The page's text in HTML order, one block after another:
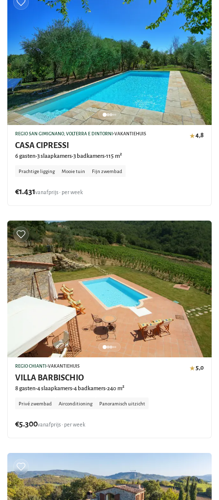
★4,8
REGIO SAN GIMIGNANO, VOLTERRA E DINTORNI •VAKANTIEHUIS
CASA CIPRESSI
6 gasten•3 slaapkamers•3 badkamers•115 m²
Prachtige ligging Mooie tuin Fijn zwembad
€1.431vanafprijs • per week
★ 5,0
REGIO CHIANTI •VAKANTIEHUIS
VILLA BARBISCHIO
8 gasten•4 slaapkamers•4 badkamers•240 m²
Privé zwembad Airconditioning Panoramisch uitzicht
€5.300vanafprijs • per week